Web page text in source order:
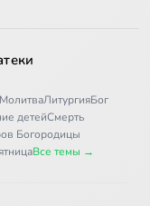
МолитваЛитургияБог
детейСмерть
Богородицы
Все темы →